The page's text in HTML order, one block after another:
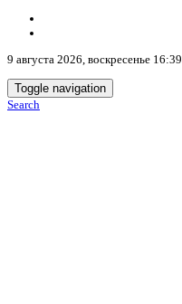
9 августа 2026, воскресенье 16:39
Toggle navigation
Search